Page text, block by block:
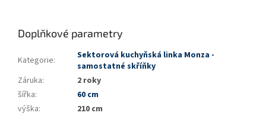
Doplňkové parametry
Kategorie:
Sektorová kuchyňská linka Monza -
samostatné skříňky
Záruka:
2 roky
šířka:
60 cm
výška:
210 cm